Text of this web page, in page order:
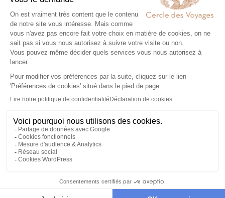
aux Caraïbes
itinérant
Votre voyage sur mesure en 4
étapes
01 Exprimez vos envies
Remplissez notre formulaire en ligne et
voyage : inspirations, budget, période